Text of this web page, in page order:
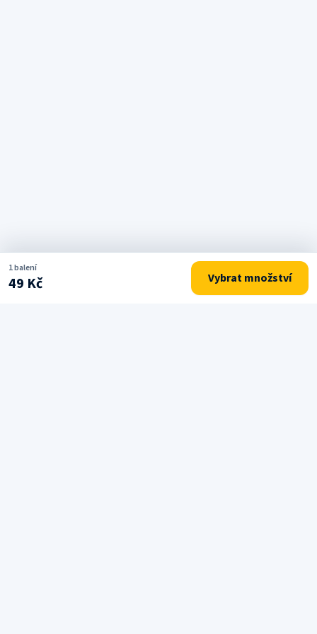
1 balení
49 Kč Vybrat množství